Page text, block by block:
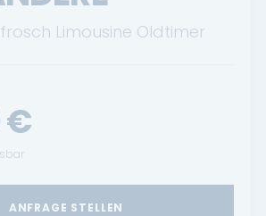
Landau
Neustadt
Limousine Oldtimer
€
ANFRAGE STELLEN